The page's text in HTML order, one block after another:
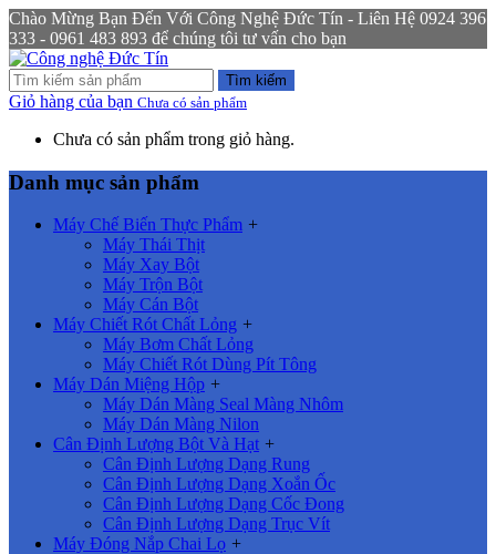
Chào Mừng Bạn Đến Với Công Nghệ Đức Tín - Liên Hệ 0924 396
333 - 0961 483 893 để chúng tôi tư vấn cho bạn
Tìm kiếm
Giỏ hàng của bạn Chưa có sản phẩm
Chưa có sản phẩm trong giỏ hàng.
Danh mục sản phẩm
Máy Chế Biến Thực Phẩm +
Máy Thái Thịt
Máy Xay Bột
Máy Trộn Bột
Máy Cán Bột
Máy Chiết Rót Chất Lỏng +
Máy Bơm Chất Lỏng
Máy Chiết Rót Dùng Pít Tông
Máy Dán Miệng Hộp +
Máy Dán Màng Seal Màng Nhôm
Máy Dán Màng Nilon
Cân Định Lượng Bột Và Hạt +
Cân Định Lượng Dạng Rung
Cân Định Lượng Dạng Xoắn Ốc
Cân Định Lượng Dạng Cốc Đong
Cân Định Lượng Dạng Trục Vít
Máy Đóng Nắp Chai Lọ +